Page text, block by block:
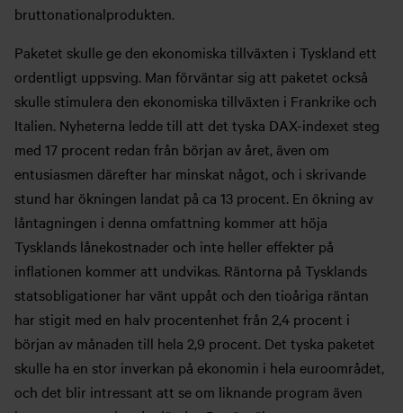
bruttonationalprodukten.
Paketet skulle ge den ekonomiska tillväxten i Tyskland ett
ordentligt uppsving. Man förväntar sig att paketet också
skulle stimulera den ekonomiska tillväxten i Frankrike och
Italien. Nyheterna ledde till att det tyska DAX-indexet steg
med 17 procent redan från början av året, även om
entusiasmen därefter har minskat något, och i skrivande
stund har ökningen landat på ca 13 procent. En ökning av
låntagningen i denna omfattning kommer att höja
Tysklands lånekostnader och inte heller effekter på
inflationen kommer att undvikas. Räntorna på Tysklands
statsobligationer har vänt uppåt och den tioåriga räntan
har stigit med en halv procentenhet från 2,4 procent i
början av månaden till hela 2,9 procent. Det tyska paketet
skulle ha en stor inverkan på ekonomin i hela euroområdet,
och det blir intressant att se om liknande program även